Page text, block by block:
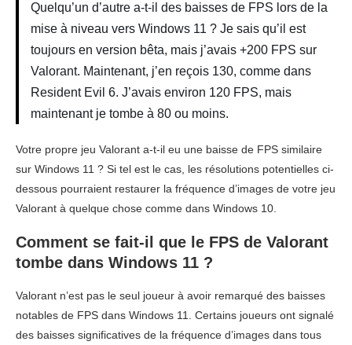
Quelqu’un d’autre a-t-il des baisses de FPS lors de la
mise à niveau vers Windows 11 ? Je sais qu’il est
toujours en version bêta, mais j’avais +200 FPS sur
Valorant. Maintenant, j’en reçois 130, comme dans
Resident Evil 6. J’avais environ 120 FPS, mais
maintenant je tombe à 80 ou moins.
Votre propre jeu Valorant a-t-il eu une baisse de FPS similaire
sur Windows 11 ? Si tel est le cas, les résolutions potentielles ci-
dessous pourraient restaurer la fréquence d’images de votre jeu
Valorant à quelque chose comme dans Windows 10.
Comment se fait-il que le FPS de Valorant
tombe dans Windows 11 ?
Valorant n’est pas le seul joueur à avoir remarqué des baisses
notables de FPS dans Windows 11. Certains joueurs ont signalé
des baisses significatives de la fréquence d’images dans tous